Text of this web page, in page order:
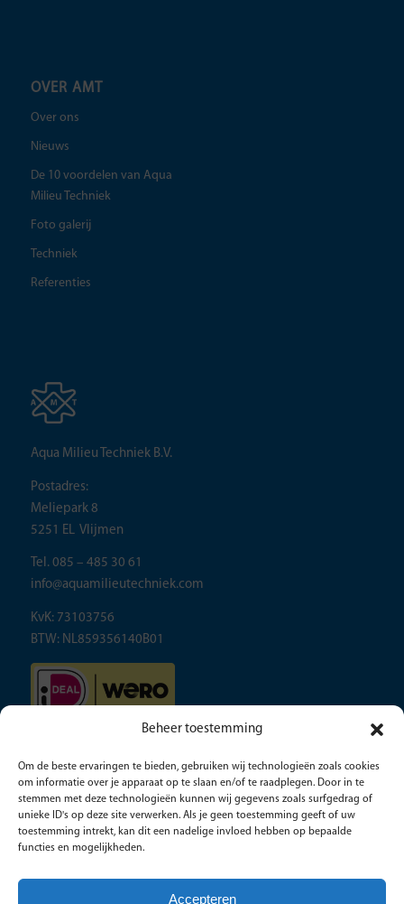
Beheer toestemming
Om de beste ervaringen te bieden, gebruiken wij technologieën zoals cookies
om informatie over je apparaat op te slaan en/of te raadplegen. Door in te
stemmen met deze technologieën kunnen wij gegevens zoals surfgedrag of
unieke ID's op deze site verwerken. Als je geen toestemming geeft of uw
toestemming intrekt, kan dit een nadelige invloed hebben op bepaalde
functies en mogelijkheden.
Accepteren
OVER AMT
Over ons
Nieuws
De 10 voordelen van Aqua
Milieu Techniek
Foto galerij
Techniek
Referenties
Aqua Milieu Techniek B.V.
Postadres:
Meliepark 8
5251 EL Vlijmen
Tel. 085 – 485 30 61
info@aquamilieutechniek.com
KvK: 73103756
BTW: NL859356140B01